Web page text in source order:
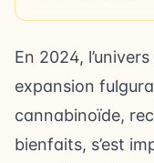
En 2024,
expansion
cannabinoïde,
bienfaits, s’est